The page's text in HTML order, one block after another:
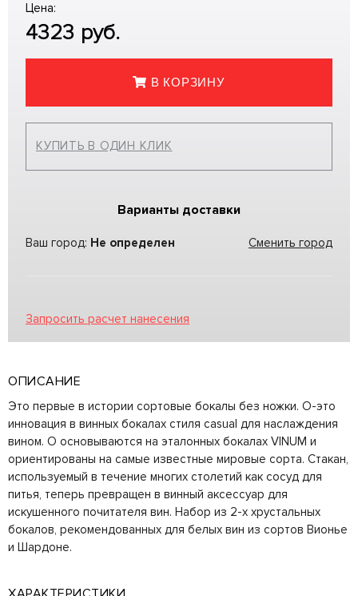
Цена:
4323 руб.
В КОРЗИНУ
КУПИТЬ В ОДИН КЛИК
Варианты доставки
Ваш город: Не определен Сменить город
Запросить расчет нанесения
ОПИСАНИЕ
Это первые в истории сортовые бокалы без ножки. О-это
инновация в винных бокалах стиля casual для наслаждения
вином. О основываются на эталонных бокалах VINUM и
ориентированы на самые известные мировые сорта. Стакан,
используемый в течение многих столетий как сосуд для
питья, теперь превращен в винный аксессуар для
искушенного почитателя вин. Набор из 2-х хрустальных
бокалов, рекомендованных для белых вин из сортов Вионье
и Шардоне.